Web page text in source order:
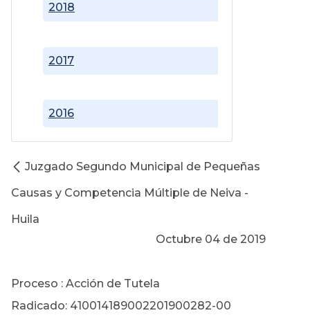
2016
2017
2018
Juzgado Segundo Municipal de Pequeñas
Causas y Competencia Múltiple de Neiva -
Huila
Octubre 04 de 2019
Proceso : Acción de Tutela
Radicado: 410014189002201900282-00